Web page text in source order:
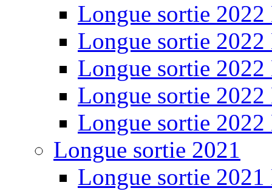
Longue sortie 2022
Longue sortie 2022
Longue sortie 2022
Longue sortie 2022
Longue sortie 2022
Longue sortie 2021
Longue sortie 2021